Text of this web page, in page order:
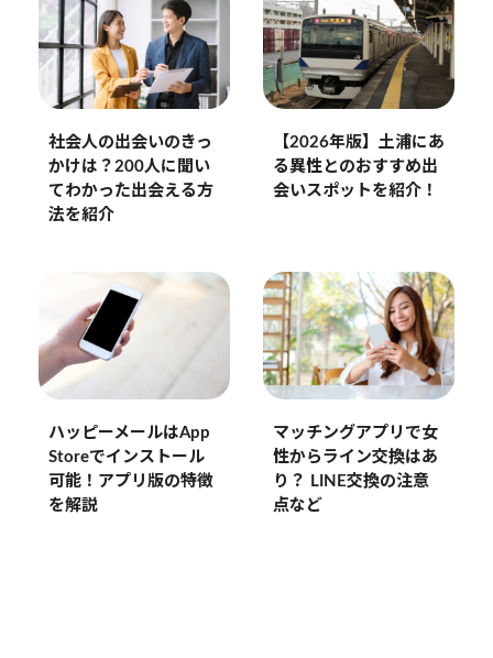
社会人の出会いのきっ
かけは？200人に聞い
てわかった出会える方
法を紹介
【2026年版】土浦にあ
る異性とのおすすめ出
会いスポットを紹介！
ハッピーメールはApp
Storeでインストール
可能！アプリ版の特徴
を解説
マッチングアプリで女
性からライン交換はあ
り？ LINE交換の注意
点など